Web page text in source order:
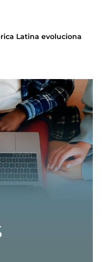
Latina evoluciona